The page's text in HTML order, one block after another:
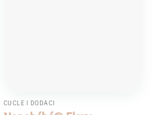
CUCLE I DODACI